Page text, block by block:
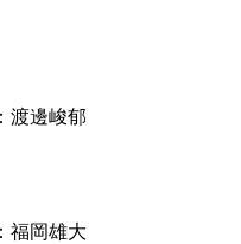
渡邊峻郁
福岡雄大